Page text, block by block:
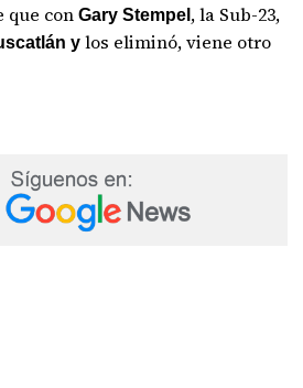
que conGary Stempel , la Sub-23,
y los eliminó, viene otro